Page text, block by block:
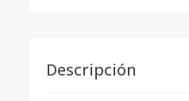
Descripción